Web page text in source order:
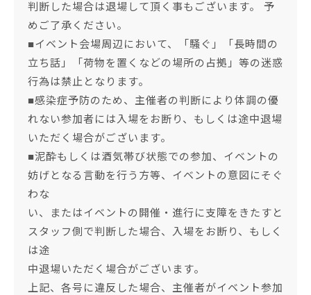
判断した場合は退場して頂く事もございます。 予
めご了承ください。
■イベント会場周辺において、「騒ぐ」「長時間の
立ち話」「荷物を置くなどの場所の占拠」等の迷惑
行為は禁止となります。
■感染症予防のため、主催者の判断により体調の優
れない参加者には入場をお断り、もしくは途中退場
いただく場合がございます。
■泥酔もしくは酒気帯び状態での参加、イベントの
妨げとなる言動を行う方等、イベントの意図にそぐ
わな
い、またはイベントの開催・進行に支障をきたすと
スタッフ側で判断した場合、入場をお断り、もしく
は途
中退場いただく場合がございます。
上記、各号に違反した場合、主催者がイベント参加